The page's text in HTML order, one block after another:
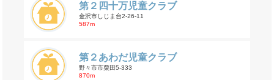
第２四十万児童クラブ
金沢市しじま台2-26-11
587m
第２あわだ児童クラブ
野々市市粟田5-333
870m